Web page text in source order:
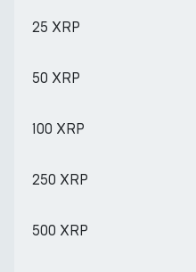
25 XRP
50 XRP
100 XRP
250 XRP
500 XRP